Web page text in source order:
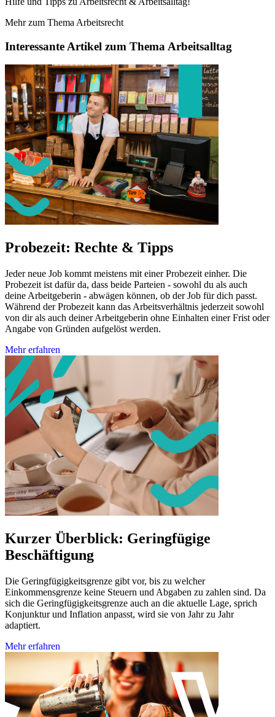
Mehr zum Thema Arbeitsrecht
Interessante Artikel zum Thema Arbeitsalltag
Probezeit: Rechte & Tipps
Jeder neue Job kommt meistens mit einer Probezeit einher. Die
Probezeit ist dafür da, dass beide Parteien - sowohl du als auch
deine Arbeitgeberin - abwägen können, ob der Job für dich passt.
Während der Probezeit kann das Arbeitsverhältnis jederzeit sowohl
von dir als auch deiner Arbeitgeberin ohne Einhalten einer Frist oder
Angabe von Gründen aufgelöst werden.
Mehr erfahren
Kurzer Überblick: Geringfügige
Beschäftigung
Die Geringfügigkeitsgrenze gibt vor, bis zu welcher
Einkommensgrenze keine Steuern und Abgaben zu zahlen sind. Da
sich die Geringfügigkeitsgrenze auch an die aktuelle Lage, sprich
Konjunktur und Inflation anpasst, wird sie von Jahr zu Jahr
adaptiert.
Mehr erfahren